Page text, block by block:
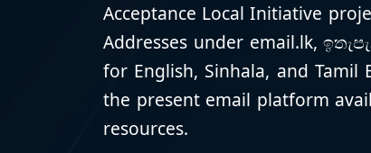
Acceptance Local Initiative
Addresses under email.lk,
for English, Sinhala, and Tamil
the present email platform
resources.